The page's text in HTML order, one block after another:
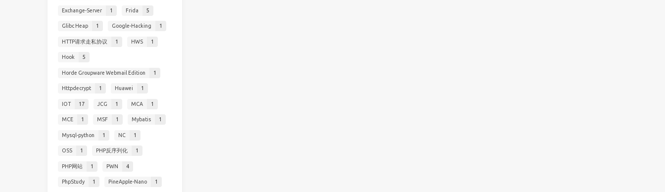
Exchange-Server 1 Frida 5
Glibc Heap 1 Google-Hacking 1
HTTP请求走私协议 1 HWS 1
Hook 5
Horde Groupware Webmail Edition 1
Httpdecrypt 1 Huawei 1
IOT 17 JCG 1 MCA 1
MCE 1 MSF 1 Mybatis 1
Mysql-python 1 NC 1
OSS 1 PHP反序列化 1
PHP网站 1 PWN 4
PhpStudy 1 PineApple-Nano 1